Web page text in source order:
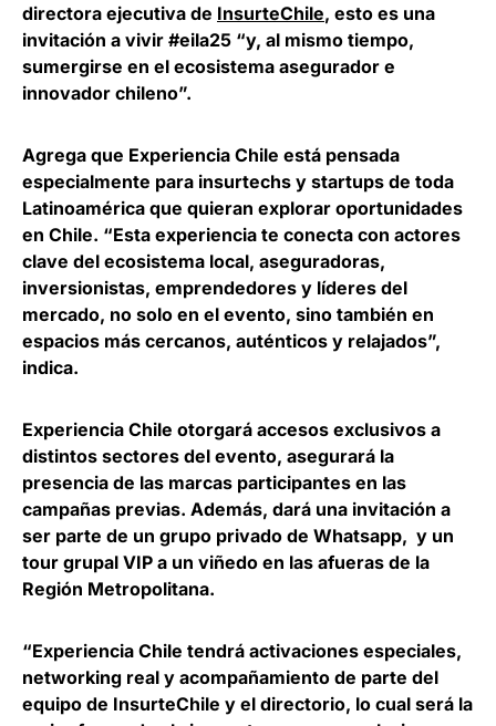
directora ejecutiva de InsurteChile, esto es una
invitación a vivir #eila25 “y, al mismo tiempo,
sumergirse en el ecosistema asegurador e
innovador chileno”.
Agrega que Experiencia Chile está pensada
especialmente para insurtechs y startups de toda
Latinoamérica que quieran explorar oportunidades
en Chile. “Esta experiencia te conecta con actores
clave del ecosistema local, aseguradoras,
inversionistas, emprendedores y líderes del
mercado, no solo en el evento, sino también en
espacios más cercanos, auténticos y relajados”,
indica.
Experiencia Chile otorgará accesos exclusivos a
distintos sectores del evento, asegurará la
presencia de las marcas participantes en las
campañas previas. Además, dará una invitación a
ser parte de un grupo privado de Whatsapp, y un
tour grupal VIP a un viñedo en las afueras de la
Región Metropolitana.
“Experiencia Chile tendrá activaciones especiales,
networking real y acompañamiento de parte del
equipo de InsurteChile y el directorio, lo cual será la